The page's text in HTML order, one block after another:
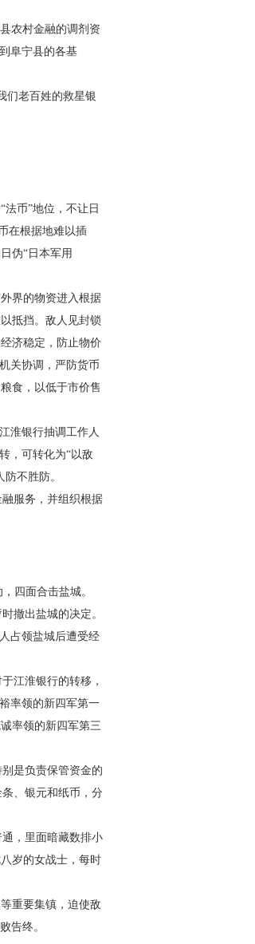
农村金融的调剂资
阜宁县的各基
们老百姓的救星银
法币”地位，不让日
在根据地难以插
伪“日本军用
界的物资进入根据
抵挡。敌人见封锁
济稳定，防止物价
关协调，严防货币
食，以低于市价售
淮银行抽调工作人
，可转化为“以敌
不胜防。
服务，并组织根据
，四面合击盐城。
撤出盐城的决定。
占领盐城后遭受经
于江淮银行的转移，
率领的新四军第一
率领的新四军第三
是负责保管资金的
条、银元和纸币，分
，里面暗藏数排小
岁的女战士，每时
重要集镇，迫使敌
告终。